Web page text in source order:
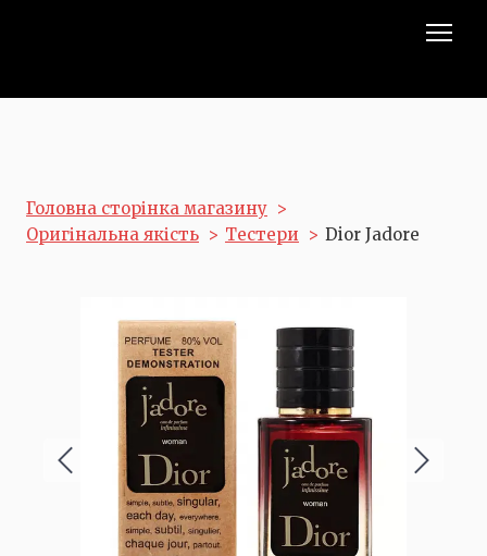
Головна сторінка магазину
Оригінальна якість
Тестери Dior Jadore